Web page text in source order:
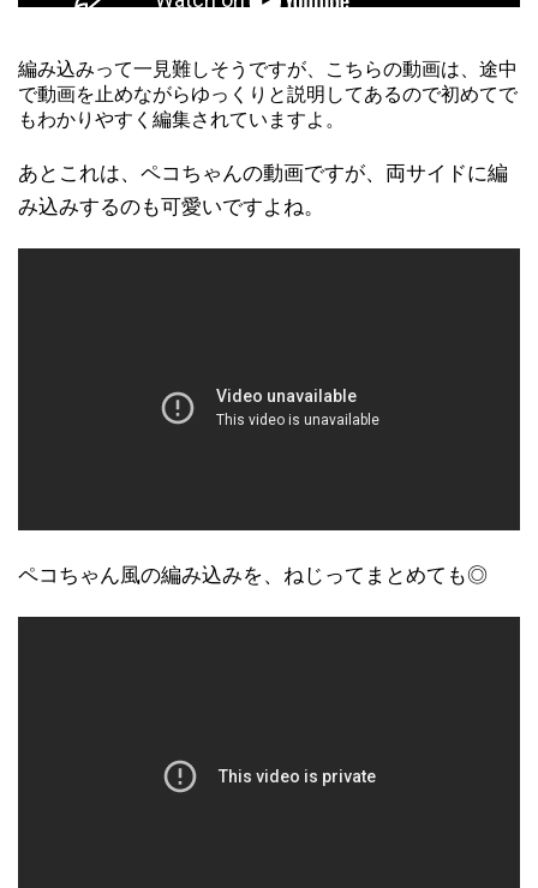
編み込みって一見難しそうですが、こちらの動画は、途中
で動画を止めながらゆっくりと説明してあるので初めてで
もわかりやすく編集されていますよ。
あとこれは、ペコちゃんの動画ですが、両サイドに編
み込みするのも可愛いですよね。
ペコちゃん風の編み込みを、ねじってまとめても◎